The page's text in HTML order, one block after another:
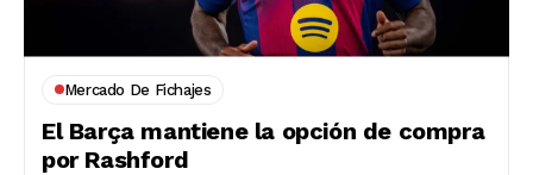
Mercado De Fichajes
El Barça mantiene la opción de compra
por Rashford